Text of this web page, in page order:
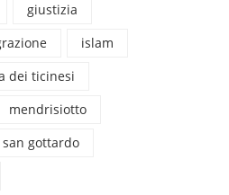
giustizia
islam
dei ticinesi
mendrisiotto
san gottardo